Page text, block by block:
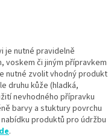
je nutné pravidelně
voskem či jiným přípravkem
nutné zvolit vhodný produkt
druhu kůže (hladká,
nevhodného přípravku
barvy a stuktury povrchu
produktů pro údržbu
.